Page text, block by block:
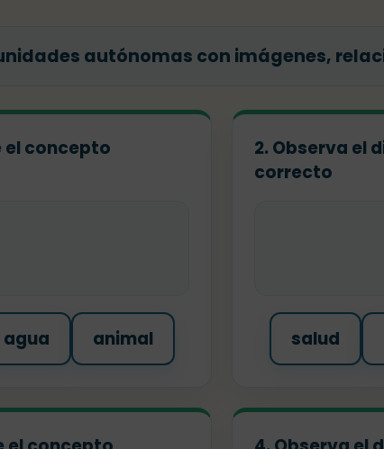
autónomas con imágenes,
el concepto
agua animal
2. Observa el
correcto
salud